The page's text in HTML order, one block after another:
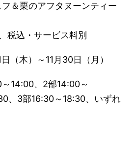
＆栗のアフタヌーンティー
税込・サービス料別
（木）～11月30日（月）
14:00、2部14:00～
、3部16:30～18:30、いずれ